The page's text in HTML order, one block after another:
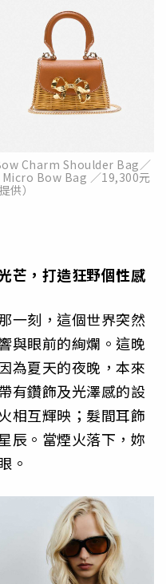
Charm Shoulder Bag／
Bow Bag ／19,300元
供）
芒，打造狂野個性感
一刻，這個世界突然
與眼前的絢爛。這晚
為夏天的夜晚，本來
有鑽飾及光澤感的設
相互輝映；髮間耳飾
辰。當煙火落下，妳
。